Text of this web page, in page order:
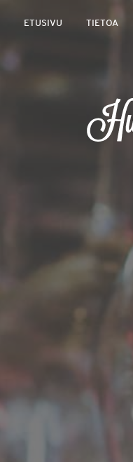
ETUSIVU TIETOA